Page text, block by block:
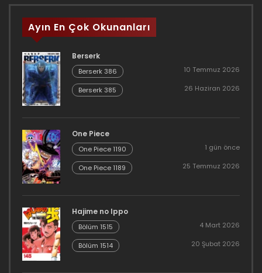
Ayın En Çok Okunanları
Berserk
Berserk 386 10 Temmuz 2026
Berserk 385 26 Haziran 2026
One Piece
One Piece 1190 1 gün önce
One Piece 1189 25 Temmuz 2026
Hajime no Ippo
Bölüm 1515 4 Mart 2026
Bölüm 1514 20 Şubat 2026